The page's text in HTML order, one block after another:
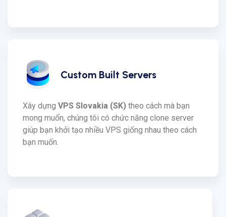
Custom Built Servers
Xây dựng VPS Slovakia (SK) theo cách mà bạn
mong muốn, chúng tôi có chức năng clone server
giúp bạn khởi tạo nhiều VPS giống nhau theo cách
bạn muốn.